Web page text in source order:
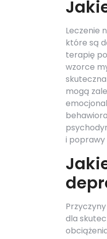
Leczenie
które są
terapię
wzorce
mogą
i
dla